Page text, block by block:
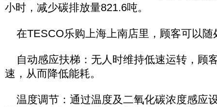
小时，减少碳排放量821.6吨。
在TESCO乐购上海上南店里，顾客可以随
自动感应扶梯：无人时维持低速运转，顾
速，从而降低能耗。
温度调节：通过温度及二氧化碳浓度感应